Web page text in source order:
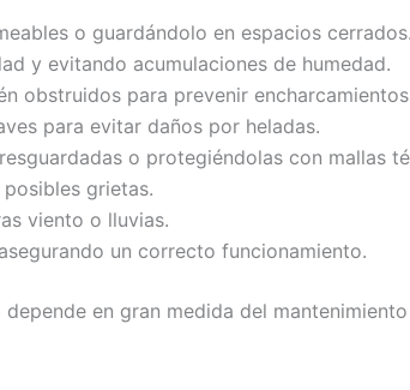
o guardándolo en espacios cerrados.
y evitando acumulaciones de humedad.
obstruidos para prevenir
para evitar daños por heladas.
o protegiéndolas con mallas
grietas.
viento o lluvias.
un correcto funcionamiento.
en gran medida del